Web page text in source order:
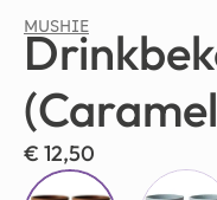
MUSHIE
€ 12,50